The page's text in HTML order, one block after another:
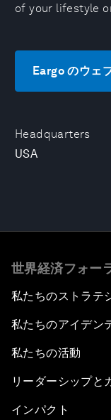
Headquarters
USA
of your lifestyle
Eargo のウェ
世界経済フォー
私たちのストラテ
私たちのアイデン
私たちの活動
リーダーシップと
インパクト